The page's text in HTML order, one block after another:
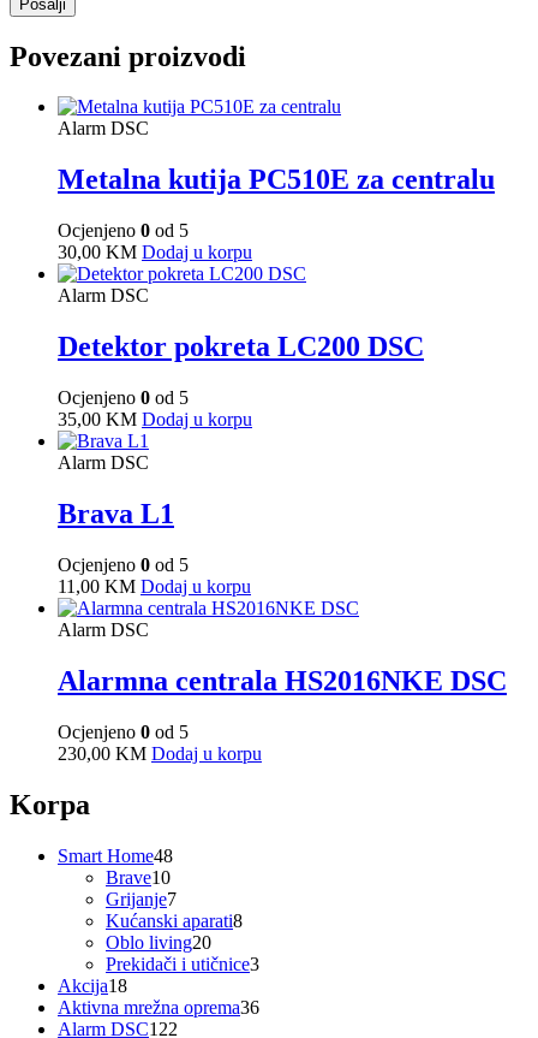
Povezani proizvodi
Alarm DSC
Metalna kutija PC510E za centralu
Ocjenjeno 0 od 5
30,00 KM Dodaj u korpu
Alarm DSC
Detektor pokreta LC200 DSC
Ocjenjeno 0 od 5
35,00 KM Dodaj u korpu
Alarm DSC
Brava L1
Ocjenjeno 0 od 5
11,00 KM Dodaj u korpu
Alarm DSC
Alarmna centrala HS2016NKE DSC
Ocjenjeno 0 od 5
230,00 KM Dodaj u korpu
Korpa
Smart Home4848
Brave1010
proizvoda
Grijanje77
proizvoda
Kućanski aparati88
Oblo living2020
proizvoda
Prekidači i utičnice33
Akcija1818
proizvoda
Aktivna mrežna oprema3636
Alarm DSC122